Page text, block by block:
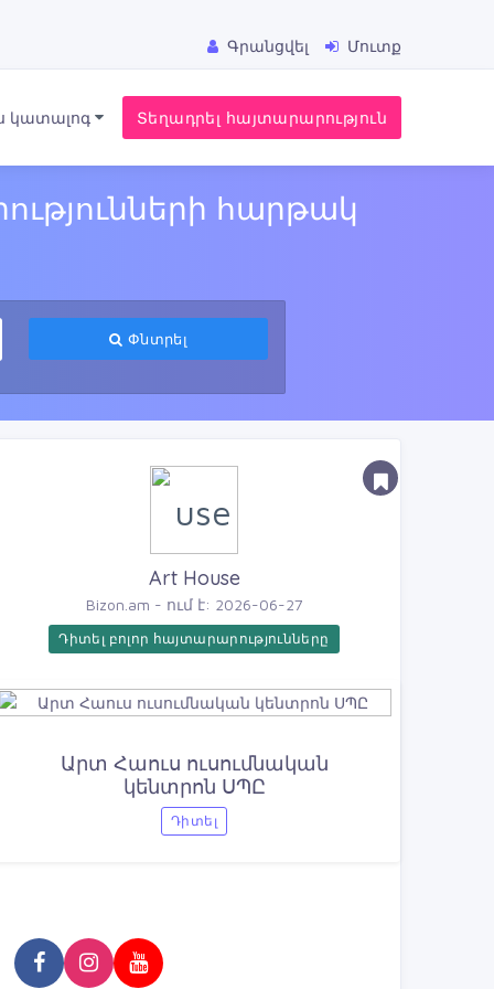
Գրանցվել Մուտք
կատալոգ Տեղադրել հայտարարություն
հարթակ
Փնտրել
Art House
Bizon.am - ում է: 2026-06-27
Դիտել բոլոր հայտարարությունները
Արտ Հաուս ուսումնական
կենտրոն ՍՊԸ
Դիտել